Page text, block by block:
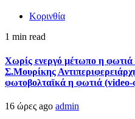
Κορινθία
1 min read
Χωρίς ενεργό μέτωπο η φωτιά
Σ.Μουρίκης
φωτοβολταϊκά η φωτιά
16 ώρες ago admin